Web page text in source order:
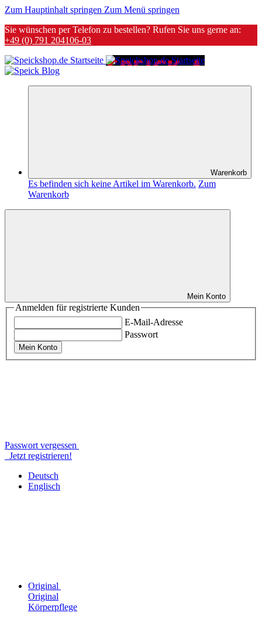
Zum Hauptinhalt springen Zum Menü springen
Sie wünschen per Telefon zu bestellen? Rufen Sie uns gerne an:
+49 (0) 791 204106-03
Warenkorb
Es befinden sich keine Artikel im Warenkorb. Zum
Warenkorb
Mein Konto
Anmelden für registrierte Kunden
E-Mail-Adresse
Passwort
Mein Konto
Passwort vergessen
Jetzt registrieren!
Deutsch
Englisch
Original
Original
Körperpflege